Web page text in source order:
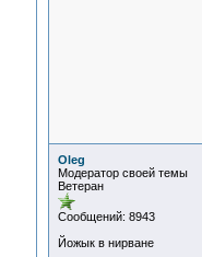
Oleg
Модератор своей темы
Ветеран
Сообщений: 8943
Йожык в нирване